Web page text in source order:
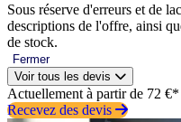
Sous réserve d'erreurs et de
descriptions de l'offre, ainsi
de stock.
Fermer
Voir tous les devis
Actuellement à partir de 72 €*
Recevez des devis